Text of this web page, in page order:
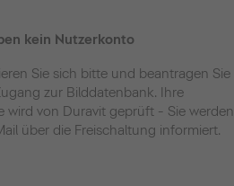
kein Nutzerkonto
Sie sich bitte und beantragen Sie
zur Bilddatenbank. Ihre
wird von Duravit geprüft - Sie werden
über die Freischaltung informiert.